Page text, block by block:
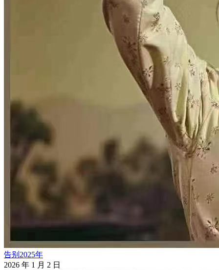
告别2025年
2026 年 1 月 2 日